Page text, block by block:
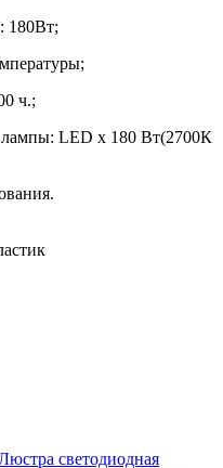
180Вт;
ч.;
LED х 180 Вт(2700К
светодиодная